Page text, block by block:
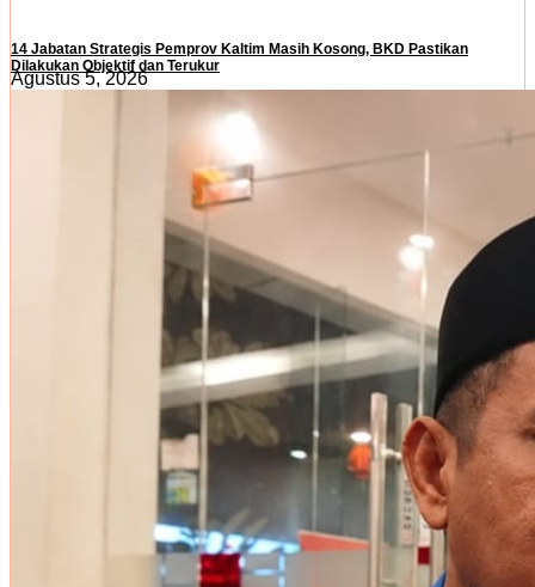
14 Jabatan Strategis Pemprov Kaltim Masih Kosong, BKD Pastikan
Dilakukan Objektif dan Terukur
Agustus 5, 2026